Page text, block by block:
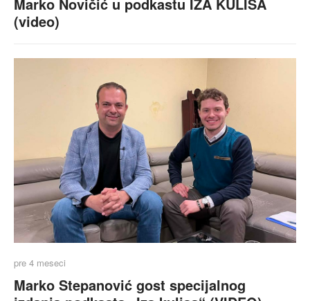
(video)
pre 4 meseci
Marko Stepanović gost specijalnog